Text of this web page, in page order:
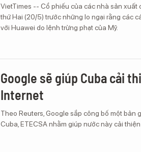
VietTimes -- Cổ phiếu của các nhà sản xuất
thứ Hai (20/5) trước những lo ngại rằng các
với Huawei do lệnh trừng phạt của Mỹ.
Google sẽ giúp Cuba cải
Internet
Theo Reuters, Google sắp công bố một bản
Cuba, ETECSA nhằm giúp nước này cải